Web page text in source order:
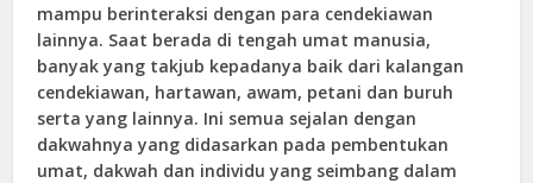
mampu berinteraksi dengan para cendekiawan
lainnya. Saat berada di tengah umat manusia,
banyak yang takjub kepadanya baik dari kalangan
cendekiawan, hartawan, awam, petani dan buruh
serta yang lainnya. Ini semua sejalan dengan
dakwahnya yang didasarkan pada pembentukan
umat, dakwah dan individu yang seimbang dalam